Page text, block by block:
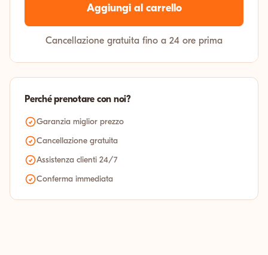
Aggiungi al carrello
Cancellazione gratuita fino a 24 ore prima
Perché prenotare con noi?
Garanzia miglior prezzo
Cancellazione gratuita
Assistenza clienti 24/7
Conferma immediata